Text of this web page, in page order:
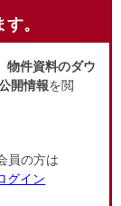
。
物件資料のダウ
開情報を閲
員の方は
グイン